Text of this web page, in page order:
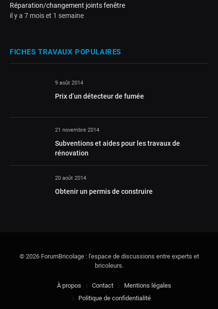
Réparation/changement joints fenêtre
il y a 7 mois et 1 semaine
FICHES TRAVAUX POPULAIRES
9 août 2014
Prix d’un détecteur de fumée
21 novembre 2014
Subventions et aides pour les travaux de
rénovation
20 août 2014
Obtenir un permis de construire
© 2026 ForumBricolage : l'espace de discussions entre experts et
bricoleurs.
À propos Contact
Mentions légales
Politique de confidentialité